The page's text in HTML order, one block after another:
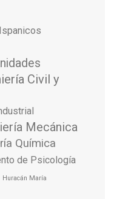
Civil y
Mecánica
Química
de Psicología
Huracán María